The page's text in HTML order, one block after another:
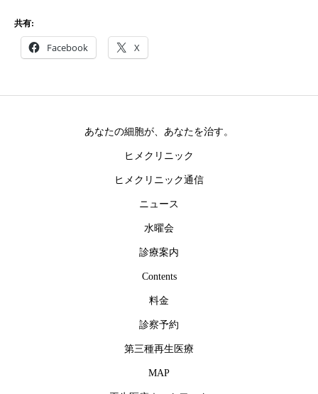
共有:
Facebook X
あなたの細胞が、あなたを治す。
ヒメクリニック
ヒメクリニック通信
ニュース
水曜会
診療案内
Contents
料金
診察予約
第三種再生医療
MAP